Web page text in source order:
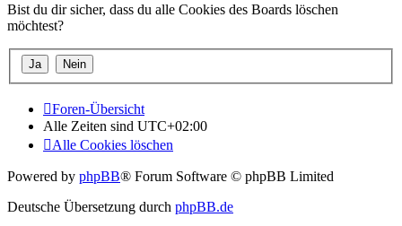
Bist du dir sicher, dass du alle Cookies des Boards löschen
möchtest?
Foren-Übersicht
Alle Zeiten sind UTC+02:00
Alle Cookies löschen
Powered by phpBB® Forum Software © phpBB Limited
Deutsche Übersetzung durch phpBB.de